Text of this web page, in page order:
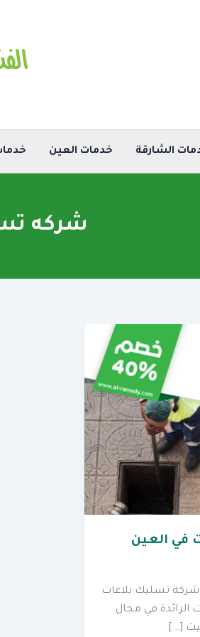
الشارقة خدمات العين
شركه
في العين
شركة تسليك بلاعات
الرائدة في مجال
[…]